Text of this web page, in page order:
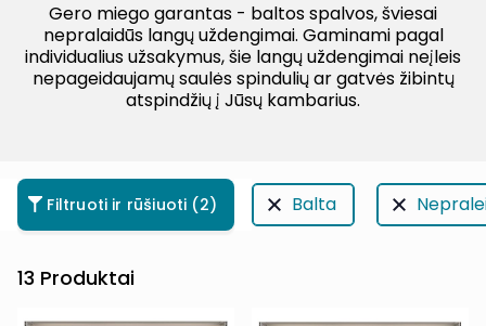
Gero miego garantas - baltos spalvos, šviesai
nepralaidūs langų uždengimai. Gaminami pagal
individualius užsakymus, šie langų uždengimai neįleis
nepageidaujamų saulės spindulių ar gatvės žibintų
atspindžių į Jūsų kambarius.
Filtruoti ir rūšiuoti (2) Balta
13 Produktai